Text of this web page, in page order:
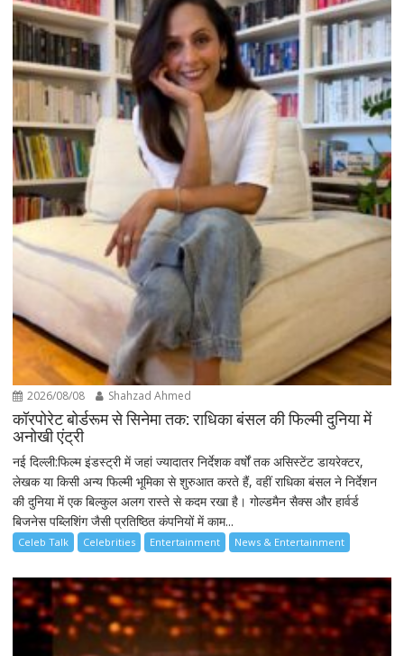
2026/08/08 Shahzad Ahmed
कॉरपोरेट बोर्डरूम से सिनेमा तक: राधिका बंसल की फिल्मी दुनिया में
अनोखी एंट्री
नई दिल्ली:फिल्म इंडस्ट्री में जहां ज्यादातर निर्देशक वर्षों तक असिस्टेंट डायरेक्टर,
लेखक या किसी अन्य फिल्मी भूमिका से शुरुआत करते हैं, वहीं राधिका बंसल ने निर्देशन
की दुनिया में एक बिल्कुल अलग रास्ते से कदम रखा है। गोल्डमैन सैक्स और हार्वर्ड
बिजनेस पब्लिशिंग जैसी प्रतिष्ठित कंपनियों में काम...
Celeb Talk Celebrities Entertainment News & Entertainment